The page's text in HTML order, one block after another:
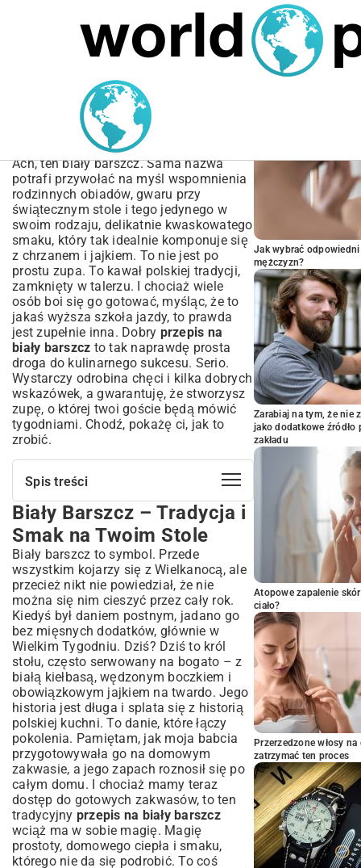
MARIUSZ ŁAMAGA 06.10.2025
Przepis na biały barszcz –
tradycyjny, wielkanocny i
Ach, ten biały barszcz. Sama nazwa
potrafi przywołać na myśl wspomnienia
rodzinnych obiadów, gwaru przy
świątecznym stole i tego jedynego w
swoim rodzaju, delikatnie kwaskowatego
smaku, który tak idealnie komponuje się
z chrzanem i jajkiem. To nie jest po
prostu zupa. To kawał polskiej tradycji,
zamknięty w talerzu. I chociaż wiele
osób boi się go gotować, myśląc, że to
jakaś wyższa szkoła jazdy, to prawda
jest zupełnie inna. Dobry przepis na
biały barszcz to tak naprawdę prosta
droga do kulinarnego sukcesu. Serio.
Wystarczy odrobina chęci i kilka dobrych
wskazówek, a gwarantuję, że stworzysz
zupę, o której twoi goście będą mówić
tygodniami. Chodź, pokażę ci, jak to
zrobić.
Spis treści
Biały Barszcz – Tradycja i Smak na
Twoim Stole
Co To Jest Biały Barszcz i Czym Różni
się od Żurku?
Klasyczny Przepis na Biały Barszcz Krok
po Kroku
Niezbędne Składniki – Co Musisz Mieć w
Kuchni?
Przygotowanie Zakwasu – Podstawa
Idealnego Smaku
Jak Ugotować Perfekcyjny Biały Barszcz?
Wariacje na Temat Białego Barszczu –
Odkryj Nowe Smaki
Biały Barszcz Wielkanocny – Wzbogacony
o Dodatki
Biały Barszcz Wegetariański – Czy to
Możliwe?
Z Czym Najlepiej Podawać Biały Barszcz?
Sekrety i Porady Eksperta – Twój Biały
Barszcz Zawsze Udany
Jak Zagęścić Biały Barszcz? Sprawdzone
Biały Barszcz – Tradycja i
Smak na Twoim Stole
Biały barszcz to symbol. Przede
wszystkim kojarzy się z Wielkanocą, ale
przecież nikt nie powiedział, że nie
można się nim cieszyć przez cały rok.
Kiedyś był daniem postnym, jadano go
bez mięsnych dodatków, głównie w
Wielkim Tygodniu. Dziś? Dziś to król
stołu, często serwowany na bogato – z
białą kiełbasą, wędzonym boczkiem i
obowiązkowym jajkiem na twardo. Jego
historia jest długa i splata się z historią
polskiej kuchni. To danie, które łączy
pokolenia. Pamiętam, jak moja babcia
przygotowywała go na domowym
zakwasie, a jego zapach roznosił się po
całym domu. I chociaż mamy teraz
dostęp do gotowych zakwasów, to ten
tradycyjny przepis na biały barszcz
wciąż ma w sobie magię. Magię
prostoty, domowego ciepła i smaku,
którego nie da się podrobić. To coś
Jak wybrać
mężczyzn?
Zarabiaj na tym, że nie
jako dodatkowe
zakładu
Atopowe zapalenie
ciało?
Przerzedzone włosy
zatrzymać ten proces